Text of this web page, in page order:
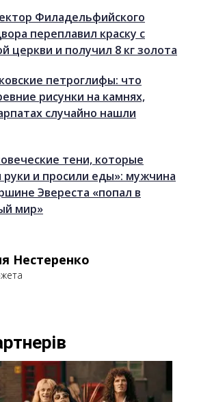
Филадельфийского
переплавил краску с
церкви и получил 8 кг золота
петроглифы: что
рисунки на камнях,
случайно нашли
тени, которые
руки и просили еды»: мужчина
Эвереста «попал в
мир»
Нестеренко